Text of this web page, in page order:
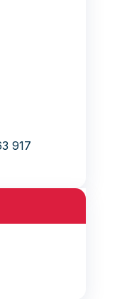
917